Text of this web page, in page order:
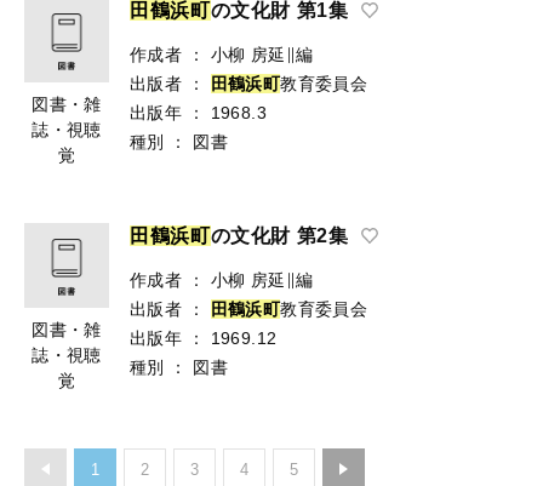
図書・雑
誌・視聴
覚
田 鶴浜町の文化財 第1集
作成者 ：
小柳 房延∥編
出版者
： 田鶴浜町教育委員会
出版年
：
1968.3
種別
： 図書
図書・雑
誌・視聴
覚
田 鶴浜町の文化財 第2集
作成者 ：
小柳 房延∥編
出版者
： 田鶴浜町教育委員会
出版年
：
1969.12
種別
： 図書
1 2 3 4 5